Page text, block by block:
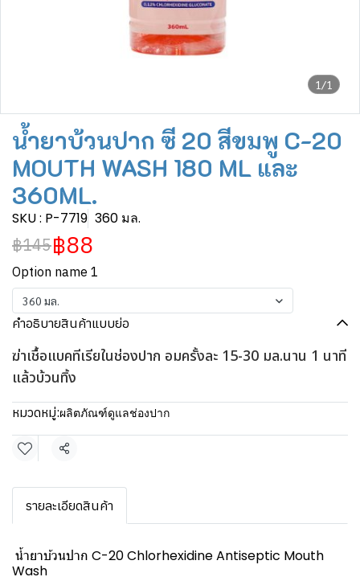
1/1
น้ำยาบ้วนปาก ซี 20 สีขมพู C-20
MOUTH WASH 180 ML และ
360ML.
SKU : P-7719 360 มล.
฿145฿88
Option name 1
360 มล.
คำอธิบายสินค้าแบบย่อ
ฆ่าเชื้อแบคทีเรียในช่องปาก อมครั้งละ 15-30 มล.นาน 1 นาที
แล้วบ้วนทิ้ง
หมวดหมู่:ผลิตภัณฑ์ดูแลช่องปาก
แชร์
รายละเอียดสินค้า
น้ำยาบ้วนปาก C-20 Chlorhexidine Antiseptic Mouth
Wash